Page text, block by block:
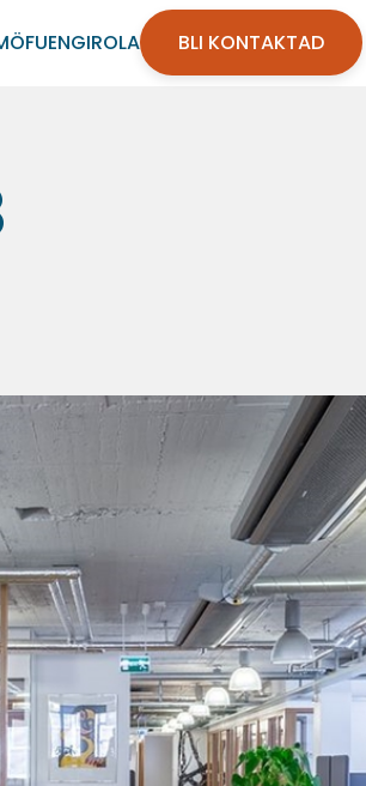
FUENGIROLA BLI KONTAKTAD